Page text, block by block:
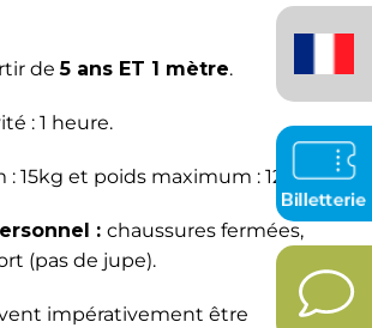
de5 ans ET 1 mètre.
: 1 heure.
15kg et poids maximum : 120kg.
: chaussures fermées,
(pas de jupe).
impérativement être